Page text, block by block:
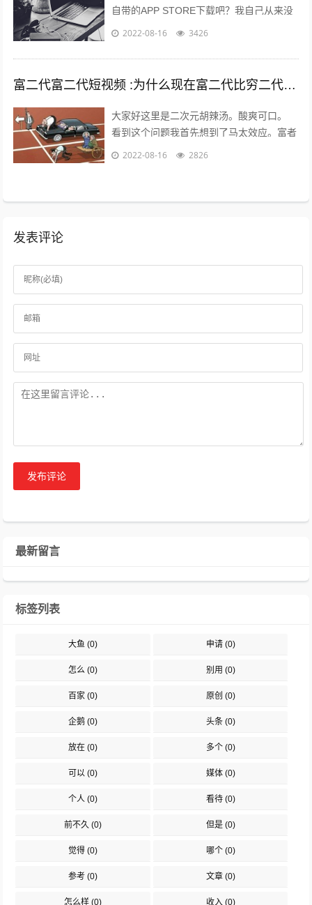
自带的APP STORE下载吧？我自己从来没
有尝试过在其他地方下载，在越狱最火热的
2022-08-16 3426
富二代富二代短视频 :为什么现在富二代比穷二代努力？
大家好这里是二次元胡辣汤。酸爽可口。
看到这个问题我首先想到了马太效应。富者
更富，穷者更穷。这也是一个不争的事实。
2022-08-16 2826
发表评论
发布评论
最新留言
标签列表
大鱼 (0) 申请(0)
怎么 (0) 别用 (0)
百家 (0) 原创 (0)
企鹅 (0) 头条(0)
放在 (0) 多个(0)
可以 (0) 媒体(0)
个人 (0) 看待(0)
前不久 (0) 但是(0)
觉得 (0) 哪个(0)
参考 (0) 文章(0)
怎么样 (0) 收入(0)